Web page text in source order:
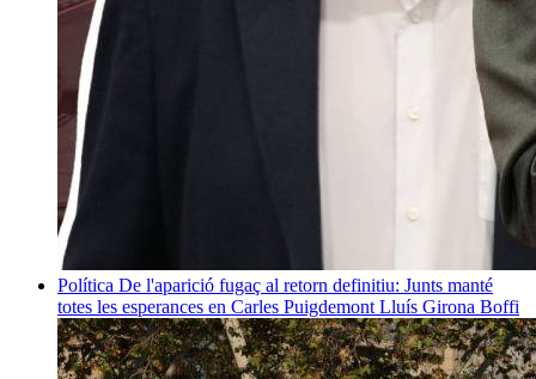
Política De l'aparició fugaç al retorn definitiu: Junts manté
totes les esperances en Carles Puigdemont Lluís Girona Boffi